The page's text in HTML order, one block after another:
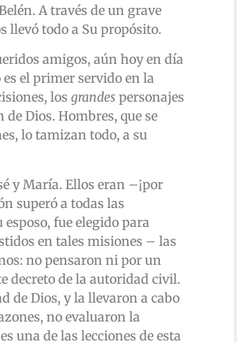
A través de un grave
llevó todo a Su propósito.
amigos, aún hoy en día
el primer servido en la
los grandes personajes
Dios. Hombres, que se
lo tamizan todo, a su
y María. Ellos eran –¡por
superó a todas las
esposo, fue elegido para
en tales misiones – las
no pensaron ni por un
decreto de la autoridad civil.
de Dios, y la llevaron a cabo
no evaluaron la
una de las lecciones de esta